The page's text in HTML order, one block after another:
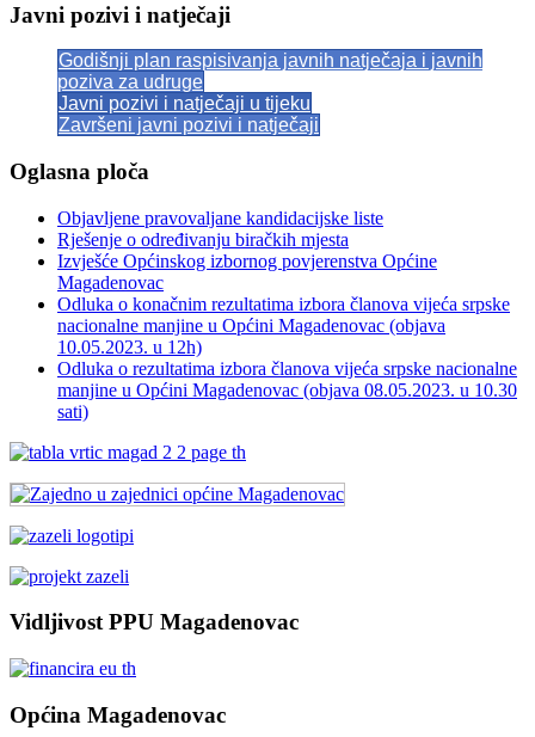
Javni pozivi i natječaji
Godišnji plan raspisivanja javnih natječaja i javnih
poziva za udruge
Javni pozivi i natječaji u tijeku
Završeni javni pozivi i natječaji
Oglasna ploča
Objavljene pravovaljane kandidacijske liste
Rješenje o određivanju biračkih mjesta
Izvješće Općinskog izbornog povjerenstva Općine
Magadenovac
Odluka o konačnim rezultatima izbora članova vijeća srpske
nacionalne manjine u Općini Magadenovac (objava
10.05.2023. u 12h)
Odluka o rezultatima izbora članova vijeća srpske nacionalne
manjine u Općini Magadenovac (objava 08.05.2023. u 10.30
sati)
Vidljivost PPU Magadenovac
Općina Magadenovac